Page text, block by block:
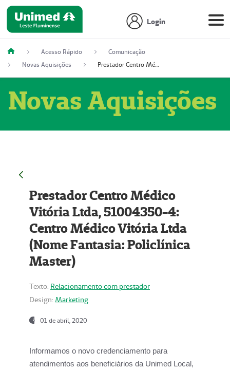
Login
Acesso Rápido
Comunicação
Novas Aquisições
Prestador Centro Médico Vitória Ltda, 51004350-4: Centro Médico Vitória Ltda (Nome Fantasia: Policlínica Master)
Novas Aquisições
Prestador Centro Médico
Vitória Ltda, 51004350-4:
Centro Médico Vitória Ltda
(Nome Fantasia: Policlínica
Master)
Texto: Relacionamento com prestador
Design: Marketing
01 de abril, 2020
Informamos o novo credenciamento para
atendimentos aos beneficiários da Unimed Local,